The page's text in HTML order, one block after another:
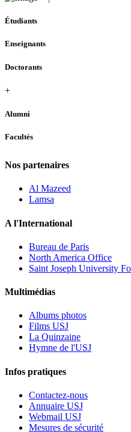
Étudiants
Enseignants
Doctorants
+
Alumni
Facultés
Nos partenaires
Al Mazeed
Lamsa
A l'International
Bureau de Paris
North America Office
Saint Joseph University
Multimédias
Albums photos
Films USJ
La Quinzaine
Hymne de l'USJ
Infos pratiques
Contactez-nous
Annuaire USJ
Webmail USJ
Mesures de sécurité